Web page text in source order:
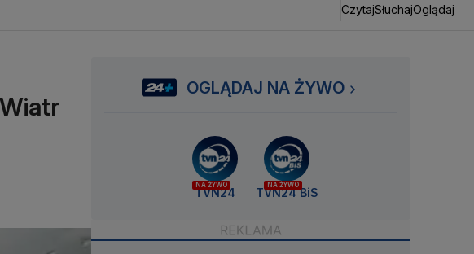
CzytajSłuchajOglądaj
OGLĄDAJ NA ŻYWO
NA ŻYWO
TVN24
NA ŻYWO
TVN24 BiS